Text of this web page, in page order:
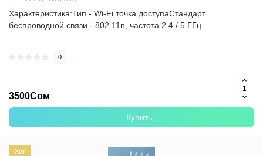
Характеристика:Тип - Wi-Fi точка доступаСтандарт
беспроводной связи - 802.11n, частота 2.4 / 5 ГГц..
0
3500Сом
Купить
Хит